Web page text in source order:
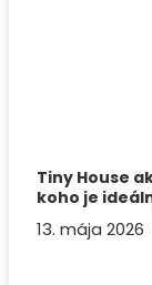
Tiny House
koho je
13. mája 2026